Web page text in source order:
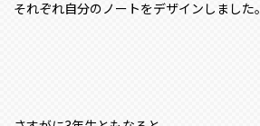
それぞれ自分のノートをデザインしました。